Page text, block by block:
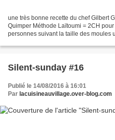
une très bonne recette du chef Gilbert
Quimper Méthode Laïtoumi = 2CH
personnes suivant la taille des moules
Silent-sunday #16
Publié le 14/08/2016 à 16:01
Par lacuisineauvillage.over-blog.com